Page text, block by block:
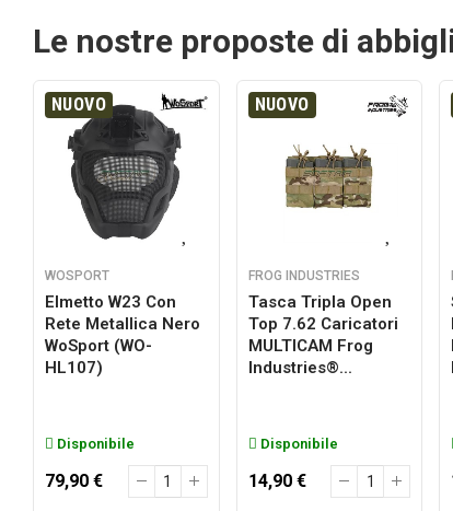
Le nostre proposte di
NUOVO
WOSPORT
Elmetto W23 Con
Rete Metallica Nero
WoSport (WO-
HL107)
Disponibile
79,90 €
NUOVO
FROG INDUSTRIES
Tasca Tripla Open
Top 7.62 Caricatori
MULTICAM Frog
Industries®...
Disponibile
14,90 €